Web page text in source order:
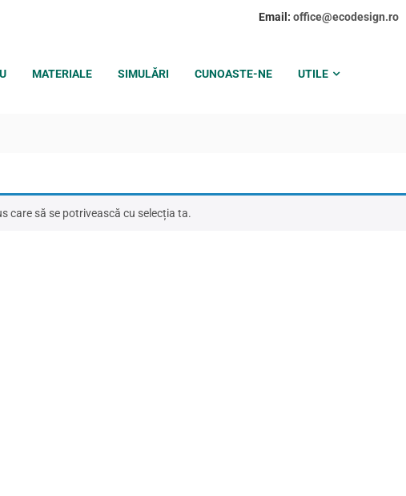
Email: office@ecodesign.ro
MATERIALE SIMULĂRI CUNOASTE-NE UTILE
care să se potrivească cu selecția ta.